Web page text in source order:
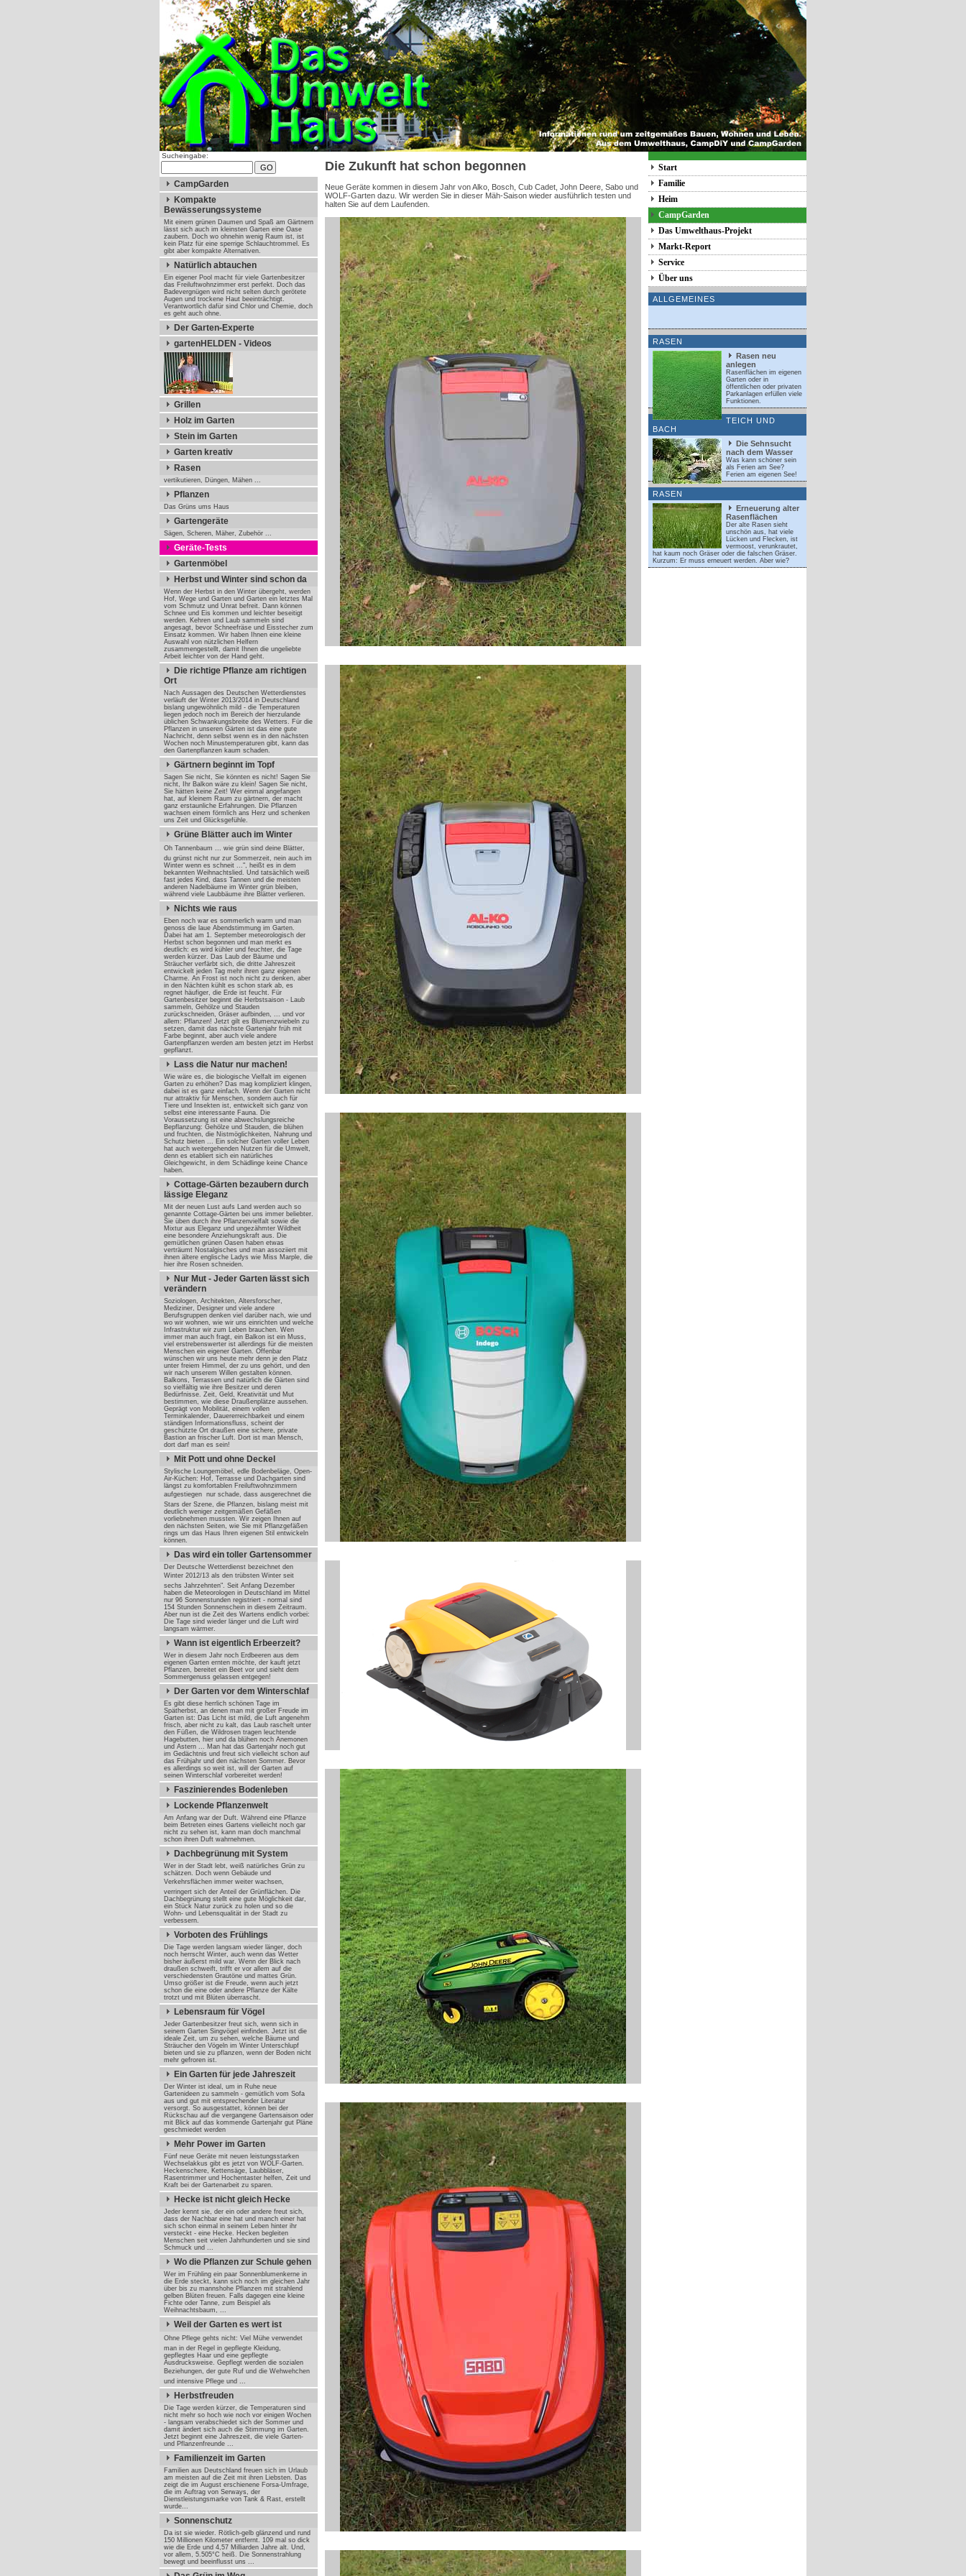
Sucheingabe:
CampGarden
Kompakte
Bewässerungssysteme
Mit einem grünen Daumen und Spaß am Gärtnern
lässt sich auch im kleinsten Garten eine Oase
zaubern. Doch wo ohnehin wenig Raum ist, ist
kein Platz für eine sperrige Schlauchtrommel. Es
gibt aber kompakte Alternativen.
Natürlich abtauchen
Ein eigener Pool macht für viele Gartenbesitzer
das Freiluftwohnzimmer erst perfekt. Doch das
Badevergnügen wird nicht selten durch gerötete
Augen und trockene Haut beeinträchtigt.
Verantwortlich dafür sind Chlor und Chemie, doch
es geht auch ohne.
Der Garten-Experte
gartenHELDEN - Videos
Grillen
Holz im Garten
Stein im Garten
Garten kreativ
Rasen
vertikutieren, Düngen, Mähen ...
Pflanzen
Das Grüns ums Haus
Gartengeräte
Sägen, Scheren, Mäher, Zubehör ...
Geräte-Tests
Gartenmöbel
Herbst und Winter sind schon da
Wenn der Herbst in den Winter übergeht, werden
Hof, Wege und Garten und Garten ein letztes Mal
vom Schmutz und Unrat befreit. Dann können
Schnee und Eis kommen und leichter beseitigt
werden. Kehren und Laub sammeln sind
angesagt, bevor Schneefräse und Eisstecher zum
Einsatz kommen. Wir haben Ihnen eine kleine
Auswahl von nützlichen Helfern
zusammengestellt, damit Ihnen die ungeliebte
Arbeit leichter von der Hand geht.
Die richtige Pflanze am richtigen
Ort
Nach Aussagen des Deutschen Wetterdienstes
verläuft der Winter 2013/2014 in Deutschland
bislang ungewöhnlich mild - die Temperaturen
liegen jedoch noch im Bereich der hierzulande
üblichen Schwankungsbreite des Wetters. Für die
Pflanzen in unseren Gärten ist das eine gute
Nachricht, denn selbst wenn es in den nächsten
Wochen noch Minustemperaturen gibt, kann das
den Gartenpflanzen kaum schaden.
Gärtnern beginnt im Topf
Sagen Sie nicht, Sie könnten es nicht! Sagen Sie
nicht, Ihr Balkon wäre zu klein! Sagen Sie nicht,
Sie hätten keine Zeit! Wer einmal angefangen
hat, auf kleinem Raum zu gärtnern, der macht
ganz erstaunliche Erfahrungen. Die Pflanzen
wachsen einem förmlich ans Herz und schenken
uns Zeit und Glücksgefühle.
Grüne Blätter auch im Winter
Oh Tannenbaum ... wie grün sind deine Blätter,
du grünst nicht nur zur Sommerzeit, nein auch im
Winter wenn es schneit ...", heißt es in dem
bekannten Weihnachtslied. Und tatsächlich weiß
fast jedes Kind, dass Tannen und die meisten
anderen Nadelbäume im Winter grün bleiben,
während viele Laubbäume ihre Blätter verlieren.
Nichts wie raus
Eben noch war es sommerlich warm und man
genoss die laue Abendstimmung im Garten.
Dabei hat am 1. September meteorologisch der
Herbst schon begonnen und man merkt es
deutlich: es wird kühler und feuchter, die Tage
werden kürzer. Das Laub der Bäume und
Sträucher verfärbt sich, die dritte Jahreszeit
entwickelt jeden Tag mehr ihren ganz eigenen
Charme. An Frost ist noch nicht zu denken, aber
in den Nächten kühlt es schon stark ab, es
regnet häufiger, die Erde ist feucht. Für
Gartenbesitzer beginnt die Herbstsaison - Laub
sammeln, Gehölze und Stauden
zurückschneiden, Gräser aufbinden, ... und vor
allem: Pflanzen! Jetzt gilt es Blumenzwiebeln zu
setzen, damit das nächste Gartenjahr früh mit
Farbe beginnt, aber auch viele andere
Gartenpflanzen werden am besten jetzt im Herbst
gepflanzt.
Lass die Natur nur machen!
Wie wäre es, die biologische Vielfalt im eigenen
Garten zu erhöhen? Das mag kompliziert klingen,
dabei ist es ganz einfach. Wenn der Garten nicht
nur attraktiv für Menschen, sondern auch für
Tiere und Insekten ist, entwickelt sich ganz von
selbst eine interessante Fauna. Die
Voraussetzung ist eine abwechslungsreiche
Bepflanzung: Gehölze und Stauden, die blühen
und fruchten, die Nistmöglichkeiten, Nahrung und
Schutz bieten ... Ein solcher Garten voller Leben
hat auch weitergehenden Nutzen für die Umwelt,
denn es etabliert sich ein natürliches
Gleichgewicht, in dem Schädlinge keine Chance
haben.
Cottage-Gärten bezaubern durch
lässige Eleganz
Mit der neuen Lust aufs Land werden auch so
genannte Cottage-Gärten bei uns immer beliebter.
Sie üben durch ihre Pflanzenvielfalt sowie die
Mixtur aus Eleganz und ungezähmter Wildheit
eine besondere Anziehungskraft aus. Die
gemütlichen grünen Oasen haben etwas
verträumt Nostalgisches und man assoziiert mit
ihnen ältere englische Ladys wie Miss Marple, die
hier ihre Rosen schneiden.
Nur Mut - Jeder Garten lässt sich
verändern
Soziologen, Architekten, Altersforscher,
Mediziner, Designer und viele andere
Berufsgruppen denken viel darüber nach, wie und
wo wir wohnen, wie wir uns einrichten und welche
Infrastruktur wir zum Leben brauchen. Wen
immer man auch fragt, ein Balkon ist ein Muss,
viel erstrebenswerter ist allerdings für die meisten
Menschen ein eigener Garten. Offenbar
wünschen wir uns heute mehr denn je den Platz
unter freiem Himmel, der zu uns gehört, und den
wir nach unserem Willen gestalten können.
Balkons, Terrassen und natürlich die Gärten sind
so vielfältig wie ihre Besitzer und deren
Bedürfnisse. Zeit, Geld, Kreativität und Mut
bestimmen, wie diese Draußenplätze aussehen.
Geprägt von Mobilität, einem vollen
Terminkalender, Dauererreichbarkeit und einem
ständigen Informationsfluss, scheint der
geschützte Ort draußen eine sichere, private
Bastion an frischer Luft. Dort ist man Mensch,
dort darf man es sein!
Mit Pott und ohne Deckel
Stylische Loungemöbel, edle Bodenbeläge, Open-
Air-Küchen: Hof, Terrasse und Dachgarten sind
längst zu komfortablen Freiluftwohnzimmern
aufgestiegen  nur schade, dass ausgerechnet die
Stars der Szene, die Pflanzen, bislang meist mit
deutlich weniger zeitgemäßen Gefäßen
vorliebnehmen mussten. Wir zeigen Ihnen auf
den nächsten Seiten, wie Sie mit Pflanzgefäßen
rings um das Haus Ihren eigenen Stil entwickeln
können.
Das wird ein toller Gartensommer
Der Deutsche Wetterdienst bezeichnet den
Winter 2012/13 als den trübsten Winter seit
sechs Jahrzehnten". Seit Anfang Dezember
haben die Meteorologen in Deutschland im Mittel
nur 96 Sonnenstunden registriert - normal sind
154 Stunden Sonnenschein in diesem Zeitraum.
Aber nun ist die Zeit des Wartens endlich vorbei:
Die Tage sind wieder länger und die Luft wird
langsam wärmer.
Wann ist eigentlich Erbeerzeit?
Wer in diesem Jahr noch Erdbeeren aus dem
eigenen Garten ernten möchte, der kauft jetzt
Pflanzen, bereitet ein Beet vor und sieht dem
Sommergenuss gelassen entgegen!
Der Garten vor dem Winterschlaf
Es gibt diese herrlich schönen Tage im
Spätherbst, an denen man mit großer Freude im
Garten ist: Das Licht ist mild, die Luft angenehm
frisch, aber nicht zu kalt, das Laub raschelt unter
den Füßen, die Wildrosen tragen leuchtende
Hagebutten, hier und da blühen noch Anemonen
und Astern ... Man hat das Gartenjahr noch gut
im Gedächtnis und freut sich vielleicht schon auf
das Frühjahr und den nächsten Sommer. Bevor
es allerdings so weit ist, will der Garten auf
seinen Winterschlaf vorbereitet werden!
Faszinierendes Bodenleben
Lockende Pflanzenwelt
Am Anfang war der Duft. Während eine Pflanze
beim Betreten eines Gartens vielleicht noch gar
nicht zu sehen ist, kann man doch manchmal
schon ihren Duft wahrnehmen.
Dachbegrünung mit System
Wer in der Stadt lebt, weiß natürliches Grün zu
schätzen. Doch wenn Gebäude und
Verkehrsflächen immer weiter wachsen,
verringert sich der Anteil der Grünflächen. Die
Dachbegrünung stellt eine gute Möglichkeit dar,
ein Stück Natur zurück zu holen und so die
Wohn- und Lebensqualität in der Stadt zu
verbessern.
Vorboten des Frühlings
Die Tage werden langsam wieder länger, doch
noch herrscht Winter, auch wenn das Wetter
bisher äußerst mild war. Wenn der Blick nach
draußen schweift, trifft er vor allem auf die
verschiedensten Grautöne und mattes Grün.
Umso größer ist die Freude, wenn auch jetzt
schon die eine oder andere Pflanze der Kälte
trotzt und mit Blüten überrascht.
Lebensraum für Vögel
Jeder Gartenbesitzer freut sich, wenn sich in
seinem Garten Singvögel einfinden. Jetzt ist die
ideale Zeit, um zu sehen, welche Bäume und
Sträucher den Vögeln im Winter Unterschlupf
bieten und sie zu pflanzen, wenn der Boden nicht
mehr gefroren ist.
Ein Garten für jede Jahreszeit
Der Winter ist ideal, um in Ruhe neue
Gartenideen zu sammeln - gemütlich vom Sofa
aus und gut mit entsprechender Literatur
versorgt. So ausgestattet, können bei der
Rückschau auf die vergangene Gartensaison oder
mit Blick auf das kommende Gartenjahr gut Pläne
geschmiedet werden
Mehr Power im Garten
Fünf neue Geräte mit neuen leistungsstarken
Wechselakkus gibt es jetzt von WOLF-Garten.
Heckenschere, Kettensäge, Laubbläser,
Rasentrimmer und Hochentaster helfen, Zeit und
Kraft bei der Gartenarbeit zu sparen.
Hecke ist nicht gleich Hecke
Jeder kennt sie, der ein oder andere freut sich,
dass der Nachbar eine hat und manch einer hat
sich schon einmal in seinem Leben hinter ihr
versteckt - eine Hecke. Hecken begleiten
Menschen seit vielen Jahrhunderten und sie sind
Schmuck und ...
Wo die Pflanzen zur Schule gehen
Wer im Frühling ein paar Sonnenblumenkerne in
die Erde steckt, kann sich noch im gleichen Jahr
über bis zu mannshohe Pflanzen mit strahlend
gelben Blüten freuen. Falls dagegen eine kleine
Fichte oder Tanne, zum Beispiel als
Weihnachtsbaum, ...
Weil der Garten es wert ist
Ohne Pflege gehts nicht: Viel Mühe verwendet
man in der Regel in gepflegte Kleidung,
gepflegtes Haar und eine gepflegte
Ausdrucksweise. Gepflegt werden die sozialen
Beziehungen, der gute Ruf und die Wehwehchen 
und intensive Pflege und ...
Herbstfreuden
Die Tage werden kürzer, die Temperaturen sind
nicht mehr so hoch wie noch vor einigen Wochen
- langsam verabschiedet sich der Sommer und
damit ändert sich auch die Stimmung im Garten.
Jetzt beginnt eine Jahreszeit, die viele Garten-
und Pflanzenfreunde ...
Familienzeit im Garten
Familien aus Deutschland freuen sich im Urlaub
am meisten auf die Zeit mit ihren Liebsten. Das
zeigt die im August erschienene Forsa-Umfrage,
die im Auftrag von Serways, der
Dienstleistungsmarke von Tank & Rast, erstellt
wurde...
Sonnenschutz
Da ist sie wieder. Rötlich-gelb glänzend und rund
150 Millionen Kilometer entfernt. 109 mal so dick
wie die Erde und 4,57 Milliarden Jahre alt. Und,
vor allem, 5.505°C heiß. Die Sonnenstrahlung
bewegt und beeinflusst uns ...
Start
Familie
Heim
CampGarden
Das Umwelthaus-Projekt
Markt-Report
Service
Über uns
ALLGEMEINES
RASEN
Rasen neu
anlegen
Rasenflächen im eigenen
Garten oder in
öffentlichen oder privaten
Parkanlagen erfüllen viele
Funktionen.
TEICH UND
BACH
Die Sehnsucht
nach dem Wasser
Was kann schöner sein
als Ferien am See?
Ferien am eigenen See!
RASEN
Erneuerung alter
Rasenflächen
Der alte Rasen sieht
unschön aus, hat viele
Lücken und Flecken, ist
vermoost, verunkrautet,
hat kaum noch Gräser oder die falschen Gräser.
Kurzum: Er muss erneuert werden. Aber wie?
Die Zukunft hat schon begonnen
Neue Geräte kommen in diesem Jahr von Alko, Bosch, Cub Cadet, John Deere, Sabo und
WOLF-Garten dazu. Wir werden Sie in dieser Mäh-Saison wieder ausführlich testen und
halten Sie auf dem Laufenden.